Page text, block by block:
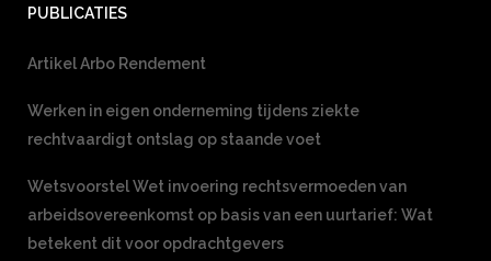
PUBLICATIES
Artikel Arbo Rendement
Werken in eigen onderneming tijdens ziekte
rechtvaardigt ontslag op staande voet
Wetsvoorstel Wet invoering rechtsvermoeden van
arbeidsovereenkomst op basis van een uurtarief: Wat
betekent dit voor opdrachtgevers